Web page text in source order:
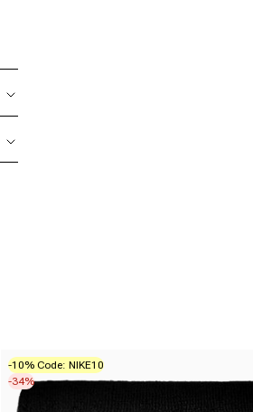
-10% Code: NIKE10
-34%